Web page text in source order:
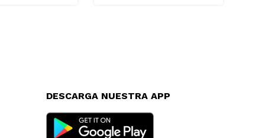
DESCARGA NUESTRA APP